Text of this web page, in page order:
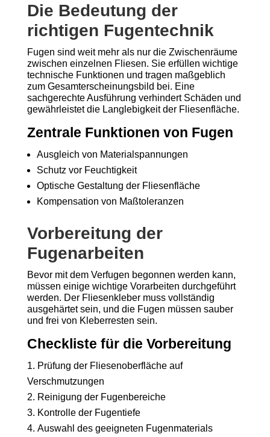
Die Bedeutung der
richtigen Fugentechnik
Fugen sind weit mehr als nur die Zwischenräume
zwischen einzelnen Fliesen. Sie erfüllen wichtige
technische Funktionen und tragen maßgeblich
zum Gesamterscheinungsbild bei. Eine
sachgerechte Ausführung verhindert Schäden und
gewährleistet die Langlebigkeit der Fliesenfläche.
Zentrale Funktionen von Fugen
Ausgleich von Materialspannungen
Schutz vor Feuchtigkeit
Optische Gestaltung der Fliesenfläche
Kompensation von Maßtoleranzen
Vorbereitung der
Fugenarbeiten
Bevor mit dem Verfugen begonnen werden kann,
müssen einige wichtige Vorarbeiten durchgeführt
werden. Der Fliesenkleber muss vollständig
ausgehärtet sein, und die Fugen müssen sauber
und frei von Kleberresten sein.
Checkliste für die Vorbereitung
Prüfung der Fliesenoberfläche auf
Verschmutzungen
Reinigung der Fugenbereiche
Kontrolle der Fugentiefe
Auswahl des geeigneten Fugenmaterials